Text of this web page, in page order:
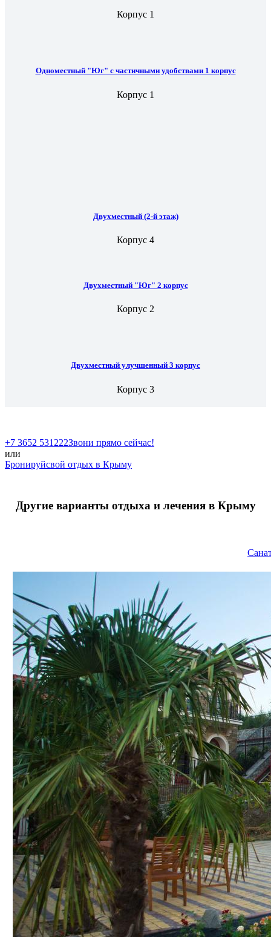
Корпус 1
Одноместный "Юг" с частичными удобствами 1 корпус
Корпус 1
Двухместный (2-й этаж)
Корпус 4
Двухместный "Юг" 2 корпус
Корпус 2
Двухместный улучшенный 3 корпус
Корпус 3
+7 3652 531222Звони прямо сейчас!
или
Бронируйсвой отдых в Крыму
Другие варианты отдыха и лечения в Крыму